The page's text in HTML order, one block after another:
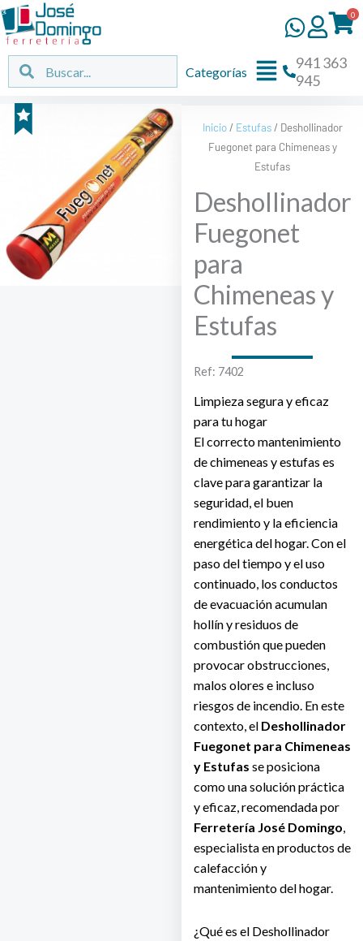
Ir
al
contenido
0
Buscar Buscar
Flyout
Categorías
941 363
945
Inicio/ Estufas/ Deshollinador
Fuegonet para Chimeneas y
Estufas
Deshollinador
Fuegonet
para
Chimeneas y
Estufas
Ref: 7402
Limpieza segura y eficaz
para tu hogar
El correcto mantenimiento
de chimeneas y estufas es
clave para garantizar la
seguridad, el buen
rendimiento y la eficiencia
energética del hogar. Con el
paso del tiempo y el uso
continuado, los conductos
de evacuación acumulan
hollín y residuos de
combustión que pueden
provocar obstrucciones,
malos olores e incluso
riesgos de incendio. En este
contexto, el Deshollinador
Fuegonet para Chimeneas
y Estufas se posiciona
como una solución práctica
y eficaz, recomendada por
Ferretería José Domingo,
especialista en productos de
calefacción y
mantenimiento del hogar.
¿Qué es el Deshollinador